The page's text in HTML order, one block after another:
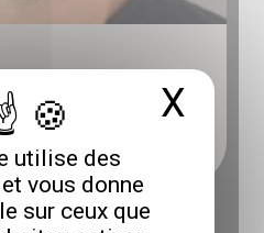
utilise des
vous donne
sur ceux que
X
,
l’approche
àl’Université